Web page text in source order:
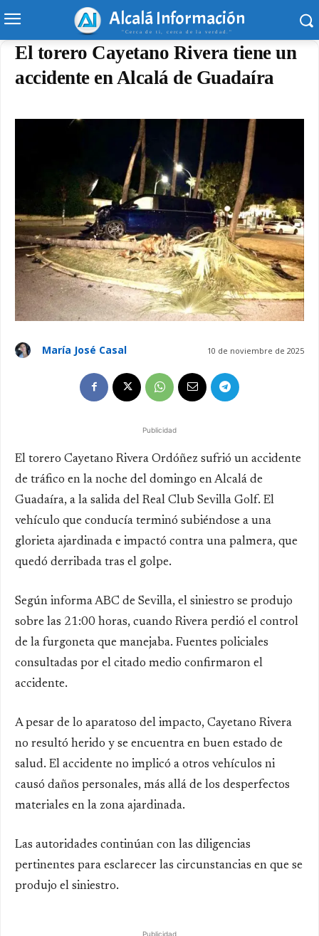
Alcalá Información
"Cerca de ti, cerca de la verdad."
El torero Cayetano Rivera tiene un
accidente en Alcalá de Guadaíra
10 de noviembre de 2025
María José Casal
Publicidad
El torero Cayetano Rivera Ordóñez sufrió un accidente
de tráfico en la noche del domingo en Alcalá de
Guadaíra, a la salida del Real Club Sevilla Golf. El
vehículo que conducía terminó subiéndose a una
glorieta ajardinada e impactó contra una palmera, que
quedó derribada tras el golpe.
Según informa ABC de Sevilla, el siniestro se produjo
sobre las 21:00 horas, cuando Rivera perdió el control
de la furgoneta que manejaba. Fuentes policiales
consultadas por el citado medio confirmaron el
accidente.
A pesar de lo aparatoso del impacto, Cayetano Rivera
no resultó herido y se encuentra en buen estado de
salud. El accidente no implicó a otros vehículos ni
causó daños personales, más allá de los desperfectos
materiales en la zona ajardinada.
Las autoridades continúan con las diligencias
pertinentes para esclarecer las circunstancias en que se
produjo el siniestro.
Publicidad